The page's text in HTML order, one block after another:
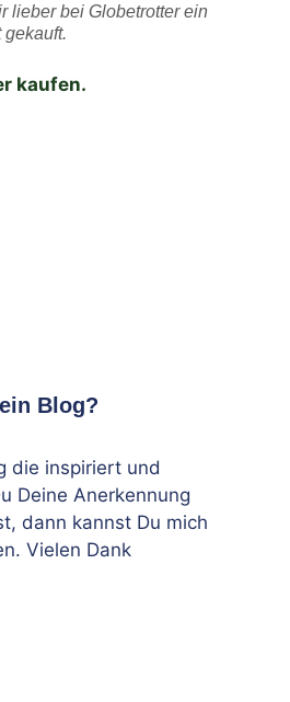
lieber bei Globetrotter ein
gekauft.
kaufen.
Blog?
die inspiriert und
Deine Anerkennung
dann kannst Du mich
Vielen Dank